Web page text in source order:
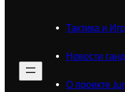
Тактика и
Новости
О проекте